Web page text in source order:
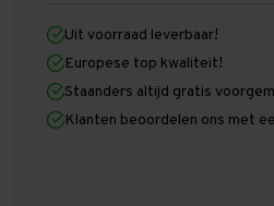
2.500
mm
x
31.900
mm
x
1.100
2.500
mm
x
31.900
mm
x
1.100
Uit voorraad leverbaar!
Europese top kwaliteit!
Staanders altijd gratis
Klanten beoordelen ons met